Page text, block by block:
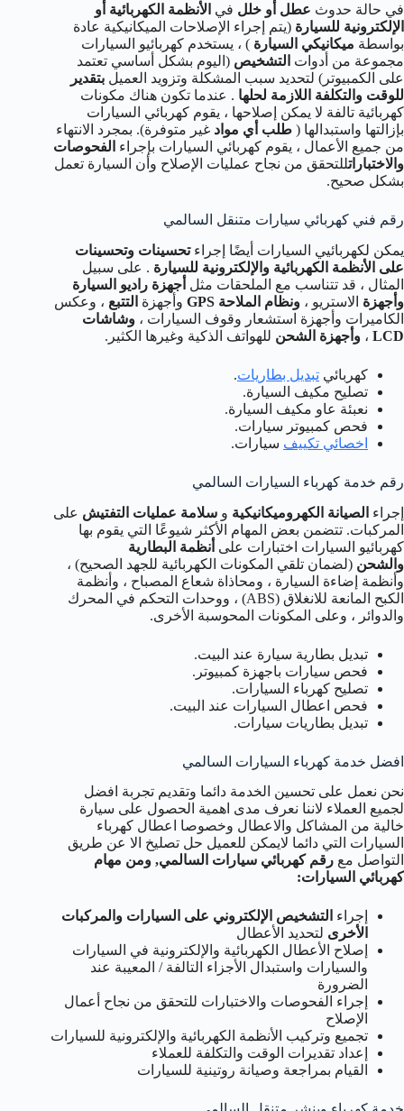
في حالة حدوث عطل أو خلل في الأنظمة الكهربائية أو
الإلكترونية للسيارة (يتم إجراء الإصلاحات الميكانيكية عادة
بواسطة ميكانيكي السيارة ) ، يستخدم كهربائيو السيارات
مجموعة من أدوات التشخيص (اليوم بشكل أساسي تعتمد
على الكمبيوتر) لتحديد سبب المشكلة وتزويد العميل بتقدير
للوقت والتكلفة اللازمة لحلها . عندما تكون هناك مكونات
كهربائية تالفة لا يمكن إصلاحها ، يقوم كهربائي السيارات
بإزالتها واستبدالها ( طلب أي مواد غير متوفرة). بمجرد الانتهاء
من جميع الأعمال ، يقوم كهربائي السيارات بإجراء الفحوصات
والاختباراتللتحقق من نجاح عمليات الإصلاح وأن السيارة تعمل
بشكل صحيح.
رقم فني كهربائي سيارات متنقل السالمي
يمكن لكهربائيي السيارات أيضًا إجراءتحسينات وتحسينات
على الأنظمة الكهربائية والإلكترونية للسيارة . على سبيل
المثال ، قد تتناسب مع الملحقات مثل أجهزة راديو السيارة
وأجهزة الاستريو ، ونظام الملاحة GPS وأجهزة التتبع ، وعكس
الكاميرات وأجهزة استشعار وقوف السيارات ، وشاشات
LCD ، وأجهزة الشحن للهواتف الذكية وغيرها الكثير.
كهربائي تبديل بطاريات.
تصليح مكيف السيارة.
نعبئة عاو مكيف السيارة.
فحص كمبيوتر سيارات.
اخصائي تكييف سيارات.
رقم خدمة كهرباء السيارات السالمي
إجراء الصيانة الكهروميكانيكية و سلامة عمليات التفتيش على
المركبات. تتضمن بعض المهام الأكثر شيوعًا التي يقوم بها
كهربائيو السيارات اختبارات على أنظمة البطارية
والشحن (لضمان تلقي المكونات الكهربائية للجهد الصحيح) ،
وأنظمة إضاءة السيارة ، ومحاذاة شعاع المصباح ، وأنظمة
الكبح المانعة للانغلاق (ABS) ، ووحدات التحكم في المحرك
والدوائر ، وعلى المكونات المحوسبة الأخرى.
تبديل بطارية سيارة عند البيت.
فحص سيارات باجهزة كمبيوتر.
تصليح كهرباء السيارات.
فحص اعطال السيارات عند البيت.
تبديل بطاريات سيارات.
افضل خدمة كهرباء السيارات السالمي
نحن نعمل على تحسين الخدمة دائما وتقديم تجربة افضل
لجميع العملاء لاننا نعرف مدى اهمية الحصول على سيارة
خالية من المشاكل والاعطال وخصوصا اعطال كهرباء
السيارات التي دائما لايمكن للعميل حل تصليخ الا عن طريق
التواصل مع رقم كهربائي سيارات السالمي, ومن مهام
كهربائي السيارات:
إجراء التشخيص الإلكتروني على السيارات والمركبات
الأخرى لتحديد الأعطال
إصلاح الأعطال الكهربائية والإلكترونية في السيارات
والسيارات واستبدال الأجزاء التالفة / المعيبة عند
الضرورة
إجراء الفحوصات والاختبارات للتحقق من نجاح أعمال
الإصلاح
تجميع وتركيب الأنظمة الكهربائية والإلكترونية للسيارات
إعداد تقديرات الوقت والتكلفة للعملاء
القيام بمراجعة وصيانة روتينية للسيارات